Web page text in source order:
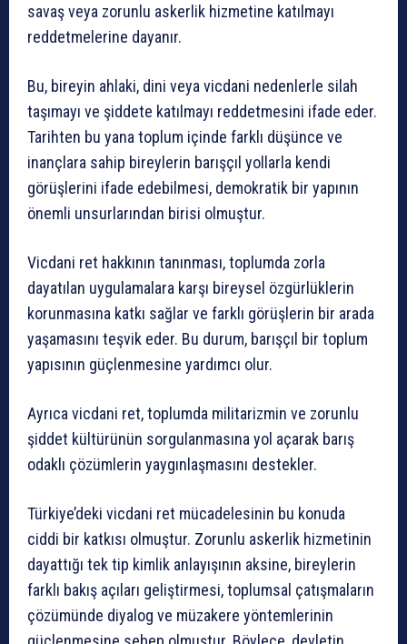
savaş veya zorunlu askerlik hizmetine katılmayı
reddetmelerine dayanır.
Bu, bireyin ahlaki, dini veya vicdani nedenlerle silah
taşımayı ve şiddete katılmayı reddetmesini ifade eder.
Tarihten bu yana toplum içinde farklı düşünce ve
inançlara sahip bireylerin barışçıl yollarla kendi
görüşlerini ifade edebilmesi, demokratik bir yapının
önemli unsurlarından birisi olmuştur.
Vicdani ret hakkının tanınması, toplumda zorla
dayatılan uygulamalara karşı bireysel özgürlüklerin
korunmasına katkı sağlar ve farklı görüşlerin bir arada
yaşamasını teşvik eder. Bu durum, barışçıl bir toplum
yapısının güçlenmesine yardımcı olur.
Ayrıca vicdani ret, toplumda militarizmin ve zorunlu
şiddet kültürünün sorgulanmasına yol açarak barış
odaklı çözümlerin yaygınlaşmasını destekler.
Türkiye’deki vicdani ret mücadelesinin bu konuda
ciddi bir katkısı olmuştur. Zorunlu askerlik hizmetinin
dayattığı tek tip kimlik anlayışının aksine, bireylerin
farklı bakış açıları geliştirmesi, toplumsal çatışmaların
çözümünde diyalog ve müzakere yöntemlerinin